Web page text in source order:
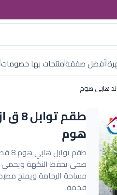
أفضل صفقةمنتجات بها خصومات
طقم
هوم
صحي يحفظ النكهة ويحمي
مساحة الرخامة ويمنح
فخمة.